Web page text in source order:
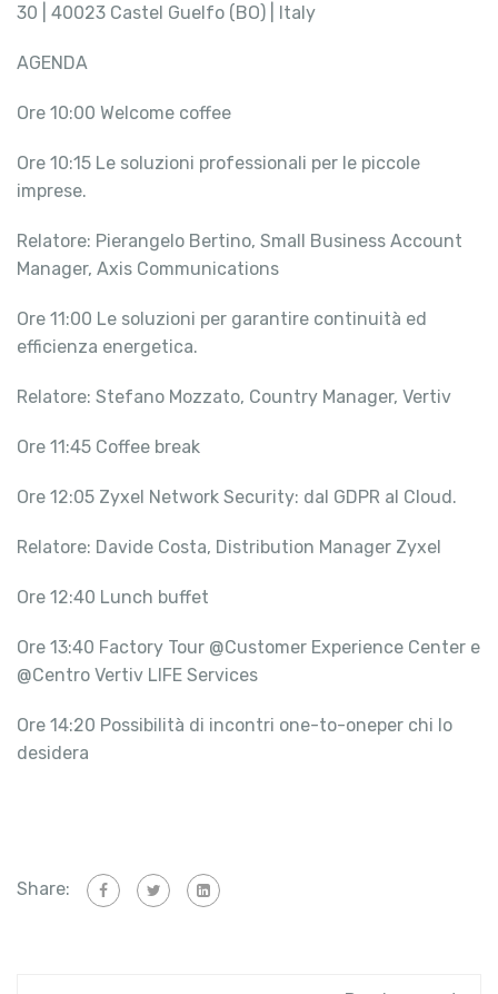
30 | 40023 Castel Guelfo (BO) | Italy
AGENDA
Ore 10:00 Welcome coffee
Ore 10:15 Le soluzioni professionali per le piccole
imprese.
Relatore: Pierangelo Bertino, Small Business Account
Manager, Axis Communications
Ore 11:00 Le soluzioni per garantire continuità ed
efficienza energetica.
Relatore: Stefano Mozzato, Country Manager, Vertiv
Ore 11:45 Coffee break
Ore 12:05 Zyxel Network Security: dal GDPR al Cloud.
Relatore: Davide Costa, Distribution Manager Zyxel
Ore 12:40 Lunch buffet
Ore 13:40 Factory Tour @Customer Experience Center e
@Centro Vertiv LIFE Services
Ore 14:20 Possibilità di incontri one-to-oneper chi lo
desidera
Share: